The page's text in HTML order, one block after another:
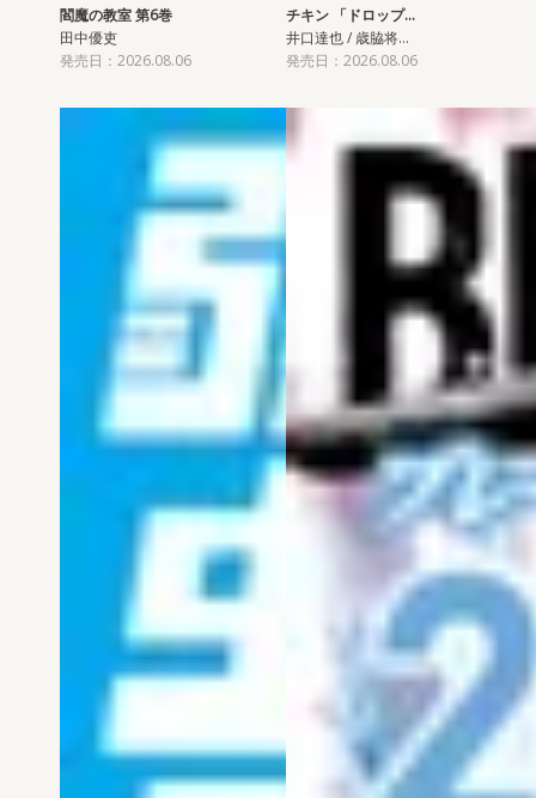
閻魔の教室 第6巻
田中優吏
発売日：2026.08.06
チキン 「ドロップ…
井口達也 / 歳脇将…
発売日：2026.08.06